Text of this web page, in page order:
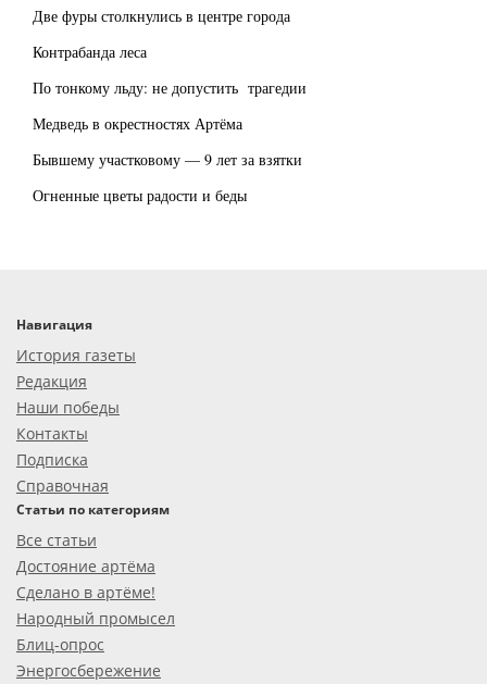
Две фуры столкнулись в центре города
Контрабанда леса
По тонкому льду: не допустить трагедии
Медведь в окрестностях Артёма
Бывшему участковому — 9 лет за взятки
Огненные цветы радости и беды
Навигация
История газеты
Редакция
Наши победы
Контакты
Подписка
Справочная
Статьи по категориям
Все статьи
Достояние артёма
Сделано в артёме!
Народный промысел
Блиц-опрос
Энергосбережение